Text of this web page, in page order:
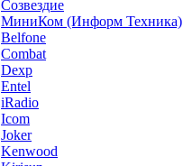
Созвездие
МиниКом (Информ Техника)
Belfone
Combat
Dexp
Entel
iRadio
Icom
Joker
Kenwood